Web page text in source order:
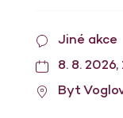
Jiné akce
8. 8.
Byt